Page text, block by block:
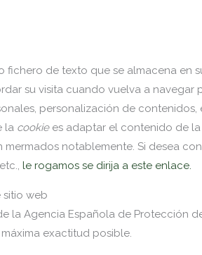
fichero de texto que se almacena en
su visita cuando vuelva a navegar
personalización de
la cookiees adaptar el contenido de la
mermados notablemente. Si desea
le rogamos se dirija a este enlace.
sitio web
la Agencia Española de Protección
exactitud posible.